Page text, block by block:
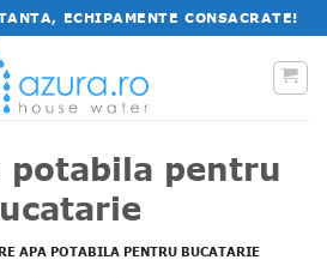
ECHIPAMENTE CONSACRATE!
potabila pentru
APA POTABILA PENTRU BUCATARIE